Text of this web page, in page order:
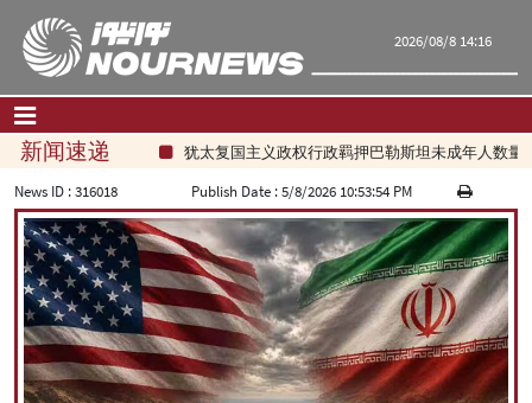
2026/08/8 14:16
首页 联系我们|关于我们
要闻
评论频道
政治
经济
文化.社会
世界
新闻速递
犹太复国主义政权行政羁押巴勒斯坦未成年人数量大幅增
News ID :316018 Publish Date :5/8/2026 10:53:54 PM